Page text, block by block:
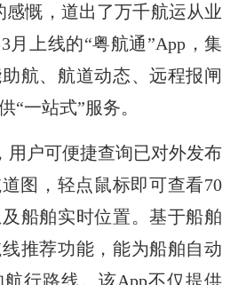
感慨，道出了万千航运从业
月上线的“粤航通”App，集
航、航道动态、远程报闸
“一站式”服务。
用户可便捷查询已对外发布
图，轻点鼠标即可查看70
船舶实时位置。基于船舶
推荐功能，能为船舶自动
行路线。该App不仅提供